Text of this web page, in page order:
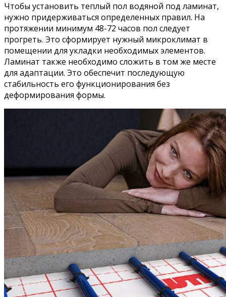
Чтобы установить теплый пол водяной под ламинат,
нужно придерживаться определенных правил. На
протяжении минимум 48-72 часов пол следует
прогреть. Это сформирует нужный микроклимат в
помещении для укладки необходимых элементов.
Ламинат также необходимо сложить в том же месте
для адаптации. Это обеспечит последующую
стабильность его функционирования без
деформирования формы.